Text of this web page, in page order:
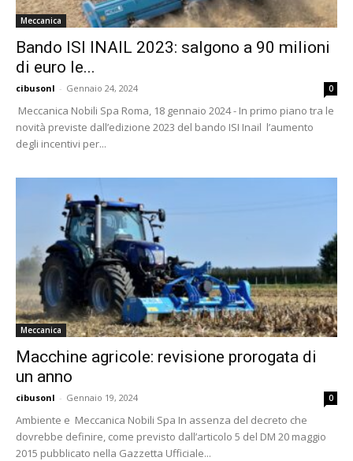
Meccanica
Bando ISI INAIL 2023: salgono a 90 milioni
di euro le...
cibusonl - Gennaio 24, 2024 0
Meccanica Nobili Spa Roma, 18 gennaio 2024 - In primo piano tra le
novità previste dall’edizione 2023 del bando ISI Inail l’aumento
degli incentivi per...
Meccanica
Macchine agricole: revisione prorogata di
un anno
cibusonl - Gennaio 19, 2024 0
Ambiente e Meccanica Nobili Spa In assenza del decreto che
dovrebbe definire, come previsto dall’articolo 5 del DM 20 maggio
2015 pubblicato nella Gazzetta Ufficiale...